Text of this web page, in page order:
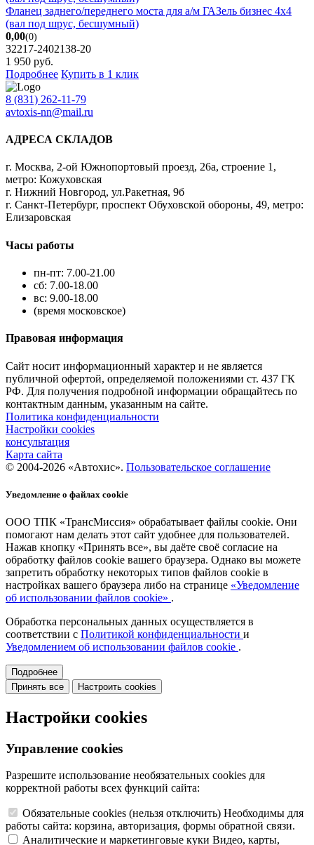
Фланец заднего/переднего моста для а/м ГАЗель бизнес 4х4
(вал под шрус, бесшумный)
0,00(0)
32217-2402138-20
1 950 руб.
Подробнее Купить в 1 клик
8 (831) 262-11-79
avtoxis-nn@mail.ru
АДРЕСА СКЛАДОВ
г. Москва, 2-ой Южнопортовый проезд, 26а, строение 1,
метро: Кожуховская
г. Нижний Новгород, ул.Ракетная, 9б
г. Санкт-Петербург, проспект Обуховской обороны, 49, метро:
Елизаровская
Часы работы
пн-пт: 7.00-21.00
сб: 7.00-18.00
вс: 9.00-18.00
(время московское)
Правовая информация
Сайт носит информационный характер и не является
публичной офертой, определяемой положениями ст. 437 ГК
РФ. Для получения подробной информации обращайтесь по
контактным данным, указанным на сайте.
Политика конфиденциальности
Настройки cookies
консультация
Карта сайта
© 2004-2026 «Автохис». Пользовательское соглашение
Уведомление о файлах cookie
ООО ТПК «ТрансМиссия» обрабатывает файлы cookie. Они
помогают нам делать этот сайт удобнее для пользователей.
Нажав кнопку «Принять все», вы даёте своё согласие на
обработку файлов cookie вашего браузера. Однако вы можете
запретить обработку некоторых типов файлов cookie в
настройках вашего браузера либо на странице «Уведомление
об использовании файлов cookie» .
Обработка персональных данных осуществляется в
соответствии с Политикой конфиденциальности и
Уведомлением об использовании файлов cookie .
Подробнее
Принять все
Настроить cookies
Настройки cookies
Управление cookies
Разрешите использование необязательных cookies для
корректной работы всех функций сайта:
Обязательные cookies (нельзя отключить) Необходимы для
работы сайта: корзина, авторизация, формы обратной связи.
Аналитические и маркетинговые куки Видео, карты,